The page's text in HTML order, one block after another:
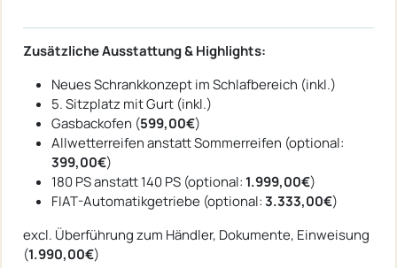
Zusätzliche Ausstattung & Highlights:
Neues Schrankkonzept im Schlafbereich (inkl.)
5. Sitzplatz mit Gurt (inkl.)
Gasbackofen (599,00€)
Allwetterreifen anstatt Sommerreifen (optional:
399,00€)
180 PS anstatt 140 PS (optional: 1.999,00€)
FIAT-Automatikgetriebe (optional:3.333,00€)
excl. Überführung zum Händler, Dokumente, Einweisung
(1.990,00€)